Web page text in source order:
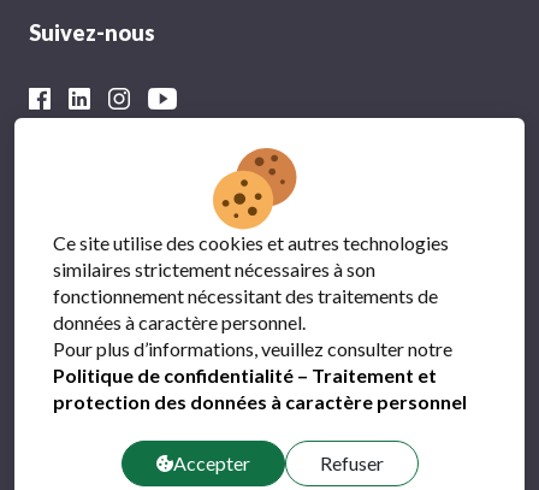
Suivez-nous
Avec le soutien financier du
FAQ
Ce site utilise des cookies et autres technologies
similaires strictement nécessaires à son
fonctionnement nécessitant des traitements de
données à caractère personnel.
Pour plus d’informations, veuillez consulter notre
Politique de confidentialité – Traitement et
protection des données à caractère personnel
Accepter Refuser